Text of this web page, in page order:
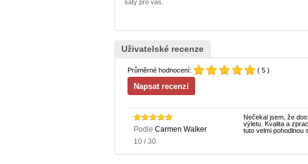
šaty pro vás.
Uživatelské recenze
Průměrné hodnocení: ( 5 )
Podle Carmen Walker
10 / 30
Nečekal jsem, že
výletu. Kvalita a
tuto velmi pohodlnou